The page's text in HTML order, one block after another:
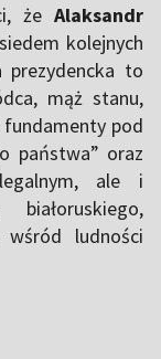
że Alaksandr
kolejnych
prezydencka to
mąż stanu,
fundamenty pod
państwa” oraz
ale i
ludności